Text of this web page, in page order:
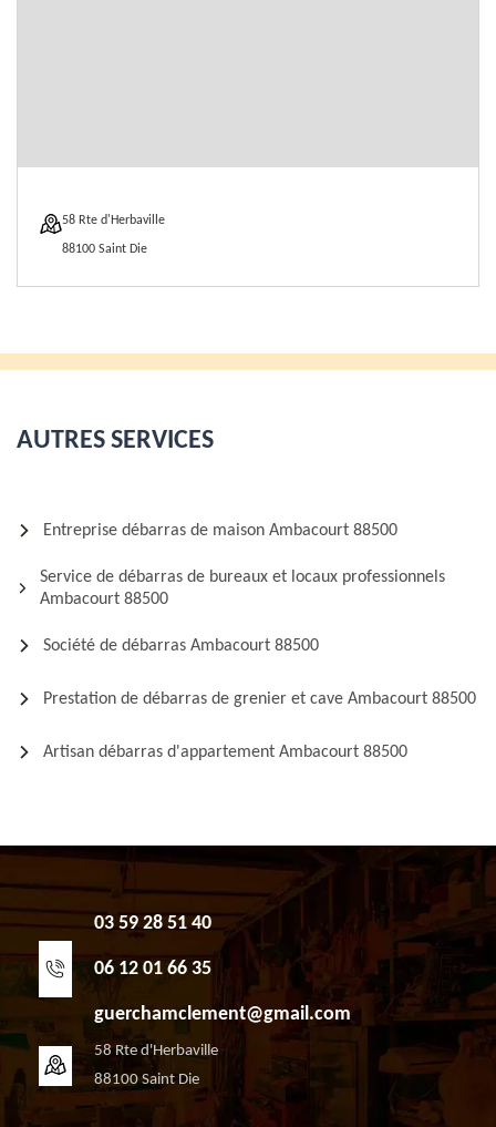
58 Rte d'Herbaville
88100 Saint Die
AUTRES SERVICES
Entreprise débarras de maison Ambacourt 88500
Service de débarras de bureaux et locaux professionnels
Ambacourt 88500
Société de débarras Ambacourt 88500
Prestation de débarras de grenier et cave Ambacourt 88500
Artisan débarras d'appartement Ambacourt 88500
03 59 28 51 40
06 12 01 66 35
guerchamclement@gmail.com
58 Rte d'Herbaville
88100 Saint Die